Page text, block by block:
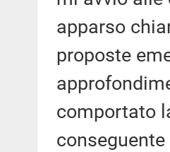
apparso
proposte
comportato